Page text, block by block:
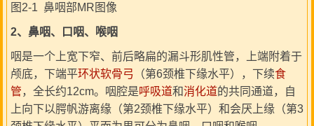
图2-1 鼻咽部MR图像
2、鼻咽、口咽、喉咽
咽是一个上宽下窄、前后略扁的漏斗形肌性管，上端附着于
颅底，下端平环状软骨弓 （第6颈椎下缘水平），下续食
管，全长约12cm。咽腔是呼吸道和消化道的共同通道，自
上向下以腭帆游离缘（第2颈椎下缘水平）和会厌上缘（第3